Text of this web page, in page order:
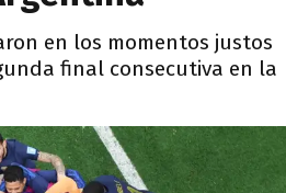
en los momentos justos
final consecutiva en la